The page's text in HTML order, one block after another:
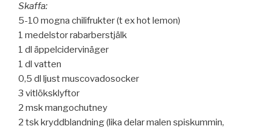
Skaffa:
5-10 mogna chilifrukter (t ex hot lemon)
1 medelstor rabarberstjälk
1 dl äppelcidervinäger
1 dl vatten
0,5 dl ljust muscovadosocker
3 vitlöksklyftor
2 msk mangochutney
2 tsk kryddblandning (lika delar malen spiskummin,